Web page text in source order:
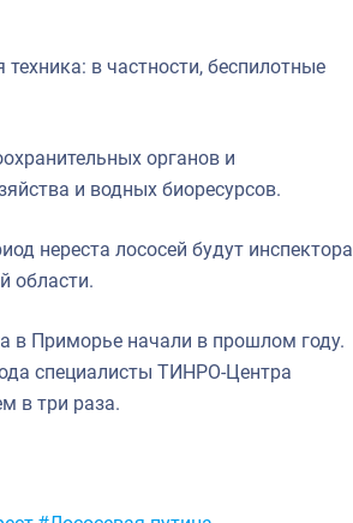
в частности, беспилотные
органов и
и водных биоресурсов.
нереста лососей будут инспектора
области.
в Приморье начали в прошлом году.
специалисты ТИНРО-Центра
в три раза.